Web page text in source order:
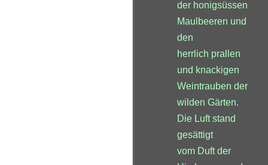
der honigsüssen
Maulbeeren und
den
herrlich prallen
und knackigen
Weintrauben der
wilden Gärten.
Die Luft stand
gesättigt
vom Duft der